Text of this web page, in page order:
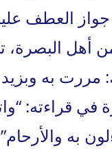
العطف
أهل البصرة،
مررت به وبزيد
في قراءته:
به